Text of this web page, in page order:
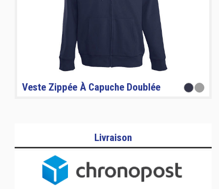
Veste Zippée À Capuche Doublée
Livraison